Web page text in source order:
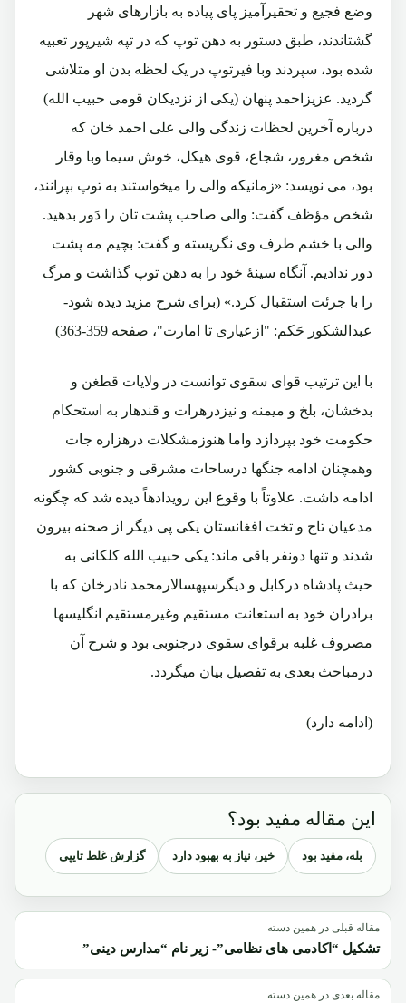
وضع فجیع و تحقیرآمیز پای پیاده به بازارهای شهر
گشتاندند، طبق دستور به دهن توپ که در تپه شیرپور تعبیه
شده بود، سپردند وبا فیرتوپ در یک لحظه بدن او متلاشی
گردید. عزیزاحمد پنهان (یکی از نزدیکان قومی حبیب الله)
درباره آخرین لحظات زندگی والی علی احمد خان که
شخص مغرور، شجاع، قوی هیکل، خوش سیما وبا وقار
بود، می نویسد: «زمانیکه والی را میخواستند به توپ بپرانند،
شخص مؤظف گفت: والی صاحب پشت تان را دَور بدهید.
والی با خشم طرف وی نگریسته و گفت: بچیم مه پشت
دور ندادیم. آنگاه سینۀ خود را به دهن توپ گذاشت و مرگ
را با جرئت استقبال کرد.» (برای شرح مزید دیده شود-
عبدالشکور حَکم: "ازعیاری تا امارت"، صفحه 359-363)
با این ترتیب قوای سقوی توانست در ولایات قطغن و
بدخشان، بلخ و میمنه و نیزدرهرات و قندهار به استحکام
حکومت خود بپردازد واما هنوزمشکلات درهزاره جات
وهمچنان ادامه جنگها درساحات مشرقی و جنوبی کشور
ادامه داشت. علاوتاً با وقوع این رویدادهاً دیده شد که چگونه
مدعیان تاج و تخت افغانستان یکی پی دیگر از صحنه بیرون
شدند و تنها دونفر باقی ماند: یکی حبیب الله کلکانی به
حیث پادشاه درکابل و دیگرسپهسالارمحمد نادرخان که با
برادران خود به استعانت مستقیم وغیرمستقیم انگلیسها
مصروف غلبه برقوای سقوی درجنوبی بود و شرح آن
درمباحث بعدی به تفصیل بیان میگردد.
(ادامه دارد)
این مقاله مفید بود؟
بله، مفید بود خیر، نیاز به بهبود دارد گزارش غلط تایپی
مقاله قبلی در همین دسته
تشکیل “اکادمی های نظامی”- زیر نام “مدارس دینی”
مقاله بعدی در همین دسته